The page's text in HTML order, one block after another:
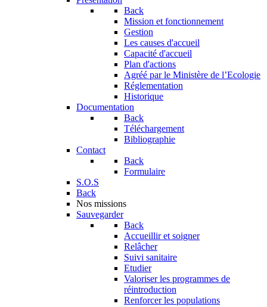
Back
Mission et fonctionnement
Gestion
Les causes d'accueil
Capacité d'accueil
Plan d'actions
Agréé par le Ministère de l’Ecologie
Réglementation
Historique
Documentation
Back
Téléchargement
Bibliographie
Contact
Back
Formulaire
S.O.S
Back
Nos missions
Sauvegarder
Back
Accueillir et soigner
Relâcher
Suivi sanitaire
Etudier
Valoriser les programmes de
réintroduction
Renforcer les populations